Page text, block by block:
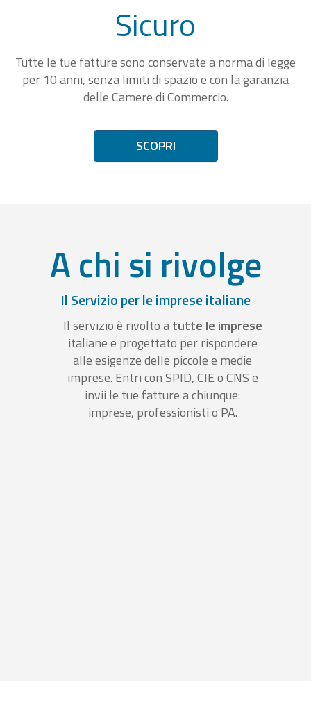
Sicuro
Tutte le tue fatture sono conservate a norma di legge
per 10 anni, senza limiti di spazio e con la garanzia
delle Camere di Commercio.
SCOPRI
A chi si rivolge
Il Servizio per le imprese italiane
Il servizio è rivolto atutte le imprese
italiane e progettato per rispondere
alle esigenze delle piccole e medie
imprese. Entri con SPID, CIE o CNS e
invii le tue fatture a chiunque:
imprese, professionisti o PA.